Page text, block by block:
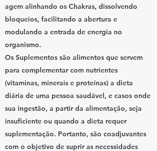
agem alinhando os Chakras, dissolvendo
bloqueios, facilitando a abertura e
modulando a entrada de energia no
organismo.
Os Suplementos são alimentos que servem
para complementar com nutrientes
(vitaminas, minerais e proteínas) a dieta
diária de uma pessoa saudável, e casos onde
sua ingestão, a partir da alimentação, seja
insuficiente ou quando a dieta requer
suplementação. Portanto, são coadjuvantes
com o objetivo de suprir as necessidades